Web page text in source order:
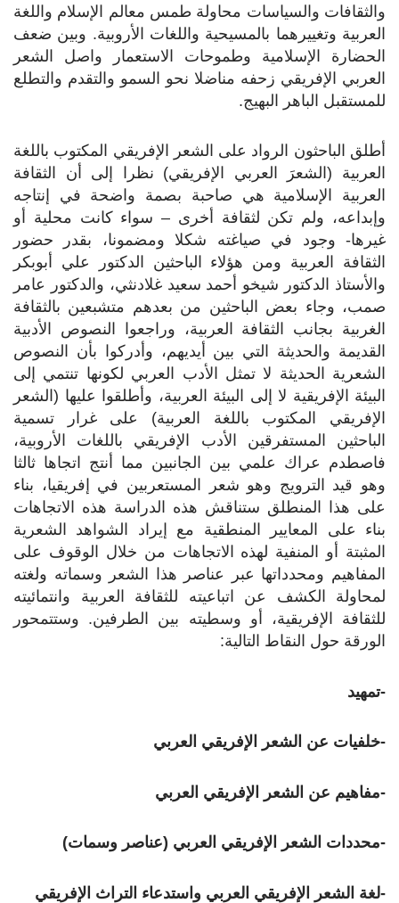
والثقافات والسياسات محاولة طمس معالم الإسلام واللغة
العربية وتغييرهما بالمسيحية واللغات الأروبية. وبين ضعف
الحضارة الإسلامية وطموحات الاستعمار واصل الشعر
العربي الإفريقي زحفه مناضلا نحو السمو والتقدم والتطلع
للمستقبل الباهر البهيج.
أطلق الباحثون الرواد على الشعر الإفريقي المكتوب باللغة
العربية (الشعرَ العربي الإفريقي) نظرا إلى أن الثقافة
العربية الإسلامية هي صاحبة بصمة واضحة في إنتاجه
وإبداعه، ولم تكن لثقافة أخرى – سواء كانت محلية أو
غيرها- وجود في صياغته شكلا ومضمونا، بقدر حضور
الثقافة العربية ومن هؤلاء الباحثين الدكتور علي أبوبكر
والأستاذ الدكتور شيخو أحمد سعيد غلادنثي، والدكتور عامر
صمب، وجاء بعض الباحثين من بعدهم متشبعين بالثقافة
الغربية بجانب الثقافة العربية، وراجعوا النصوص الأدبية
القديمة والحديثة التي بين أيديهم، وأدركوا بأن النصوص
الشعرية الحديثة لا تمثل الأدب العربي لكونها تنتمي إلى
البيئة الإفريقية لا إلى البيئة العربية، وأطلقوا عليها (الشعر
الإفريقي المكتوب باللغة العربية) على غرار تسمية
الباحثين المستفرقين الأدب الإفريقي باللغات الأروبية،
فاصطدم عراك علمي بين الجانبين مما أنتج اتجاها ثالثا
وهو قيد الترويج وهو شعر المستعربين في إفريقيا، بناء
على هذا المنطلق ستناقش هذه الدراسة هذه الاتجاهات
بناء على المعايير المنطقية مع إيراد الشواهد الشعرية
المثبتة أو المنفية لهذه الاتجاهات من خلال الوقوف على
المفاهيم ومحدداتها عبر عناصر هذا الشعر وسماته ولغته
لمحاولة الكشف عن اتباعيته للثقافة العربية وانتمائيته
للثقافة الإفريقية، أو وسطيته بين الطرفين. وستتمحور
الورقة حول النقاط التالية:
-تمهيد
-خلفيات عن الشعر الإفريقي العربي
-مفاهيم عن الشعر الإفريقي العربي
-محددات الشعر الإفريقي العربي (عناصر وسمات)
-لغة الشعر الإفريقي العربي واستدعاء التراث الإفريقي